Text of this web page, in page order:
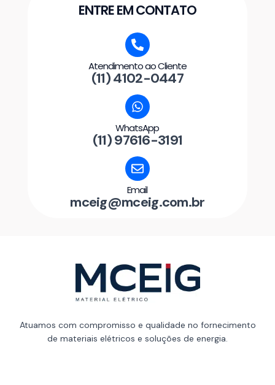
ENTRE EM CONTATO
Atendimento ao Cliente
(11) 4102-0447
WhatsApp
(11) 97616-3191
Email
mceig@mceig.com.br
Atuamos com compromisso e qualidade no fornecimento
de materiais elétricos e soluções de energia.